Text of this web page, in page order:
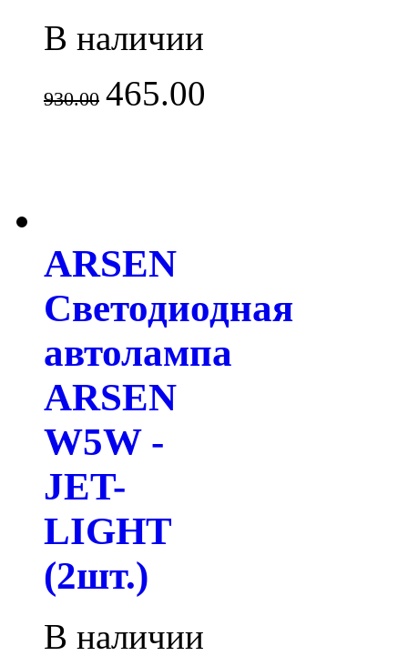
В наличии
930.00 465.00
ARSEN
Светодиодная
автолампа
ARSEN
W5W -
JET-
LIGHT
(2шт.)
В наличии